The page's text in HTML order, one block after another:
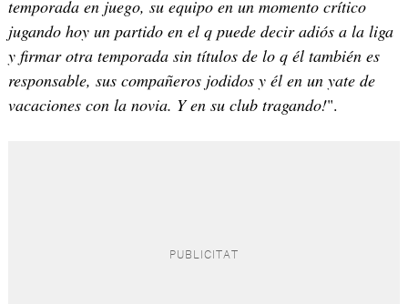
temporada en juego, su equipo en un momento crítico
jugando hoy un partido en el q puede decir adiós a la liga
y firmar otra temporada sin títulos de lo q él también es
responsable, sus compañeros jodidos y él en un yate de
vacaciones con la novia. Y en su club tragando!".